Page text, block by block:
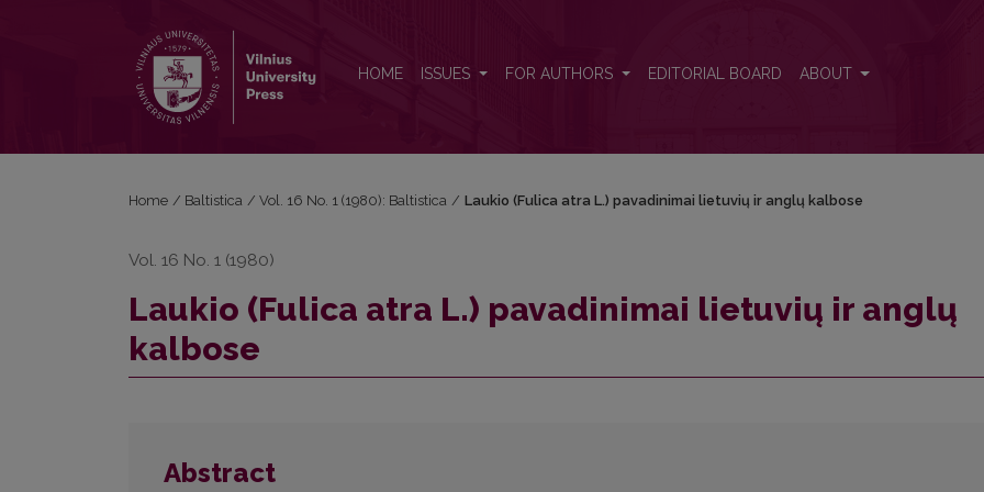
HOME ISSUES FOR AUTHORS EDITORIAL BOARD ABOUT
Home / Baltistica / Vol. 16 No. 1 (1980): Baltistica / Laukio (Fulica atra L.) pavadinimai lietuvių ir anglų kalbose
Vol. 16 No. 1 (1980)
Laukio (Fulica atra L.) pavadinimai lietuvių ir anglų
kalbose
Abstract